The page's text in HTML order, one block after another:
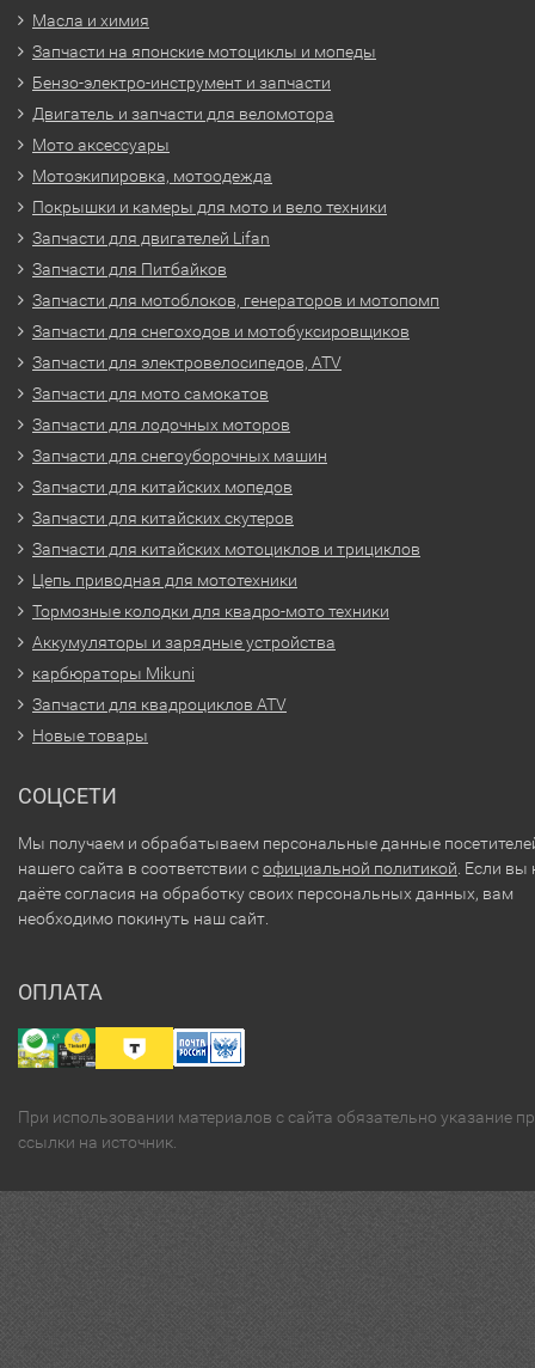
Масла и химия
Запчасти на японские мотоциклы и мопеды
Бензо-электро-инструмент и запчасти
Двигатель и запчасти для веломотора
Мото аксессуары
Мотоэкипировка, мотоодежда
Покрышки и камеры для мото и вело техники
Запчасти для двигателей Lifan
Запчасти для Питбайков
Запчасти для мотоблоков, генераторов и мотопомп
Запчасти для снегоходов и мотобуксировщиков
Запчасти для электровелосипедов, ATV
Запчасти для мото самокатов
Запчасти для лодочных моторов
Запчасти для снегоуборочных машин
Запчасти для китайских мопедов
Запчасти для китайских скутеров
Запчасти для китайских мотоциклов и трициклов
Цепь приводная для мототехники
Тормозные колодки для квадро-мото техники
Аккумуляторы и зарядные устройства
карбюраторы Mikuni
Запчасти для квадроциклов ATV
Новые товары
СОЦСЕТИ
Мы получаем и обрабатываем персональные данные
нашего сайта в соответствии софициальной политикой . Если вы
даёте согласия на обработку своих персональных данных, вам
необходимо покинуть наш сайт.
ОПЛАТА
При использовании материалов с сайта обязательно указание
ссылки на источник.